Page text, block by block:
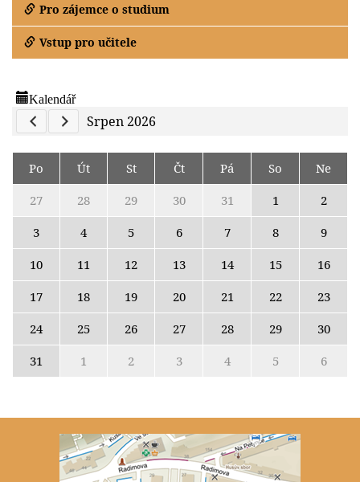
Pro zájemce o studium
Vstup pro učitele
Kalendář
Previous Calendar
Next Calendar
Srpen 2026
Po Út St Čt Pá So
Ne
27
28 29 30 31 1
2
3
4 5 6 7 8
9
10
11 12 13 14 15
16
17
18 19 20 21 22
23
24
25 26 27 28 29
30
31
1 2 3 4 5 6